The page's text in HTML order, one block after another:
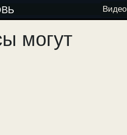
Видео
могут